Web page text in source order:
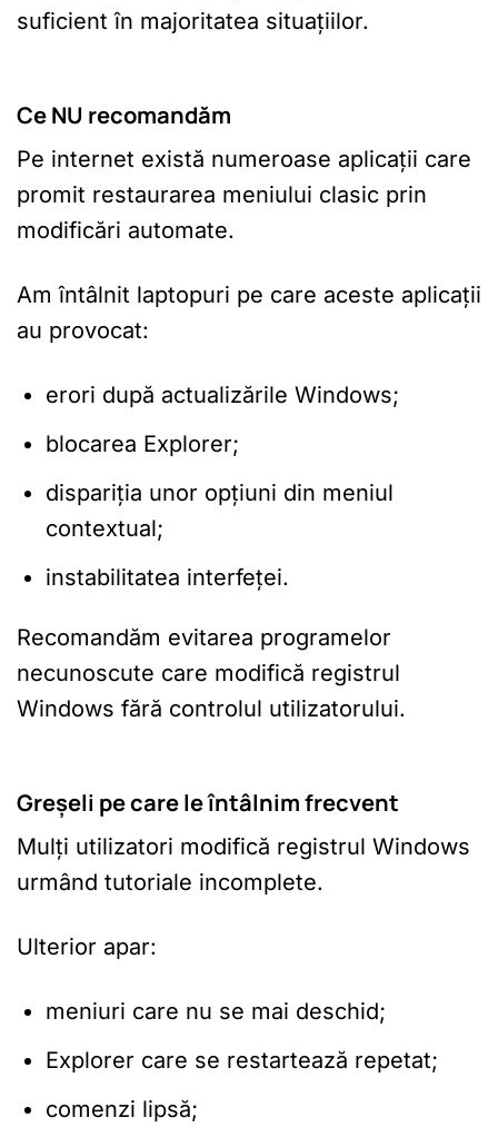
suficient în majoritatea situațiilor.
Ce NU recomandăm
Pe internet există numeroase aplicații care
promit restaurarea meniului clasic prin
modificări automate.
Am întâlnit laptopuri pe care aceste aplicații
au provocat:
erori după actualizările Windows;
blocarea Explorer;
dispariția unor opțiuni din meniul
contextual;
instabilitatea interfeței.
Recomandăm evitarea programelor
necunoscute care modifică registrul
Windows fără controlul utilizatorului.
Greșeli pe care le întâlnim frecvent
Mulți utilizatori modifică registrul Windows
urmând tutoriale incomplete.
Ulterior apar:
meniuri care nu se mai deschid;
Explorer care se restartează repetat;
comenzi lipsă;